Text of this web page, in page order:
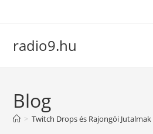
radio9.hu
Blog
> Twitch Drops és Rajongói Jutalmak